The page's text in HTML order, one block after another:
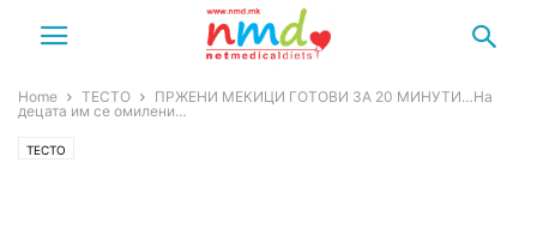
Home ТЕСТО
ПРЖЕНИ МЕКИЦИ ГОТОВИ ЗА 20 МИНУТИ…На
децата им се омилени…
ТЕСТО